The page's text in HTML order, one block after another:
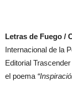
Letras de Fuego /
Internacional de la
Editorial
el poema